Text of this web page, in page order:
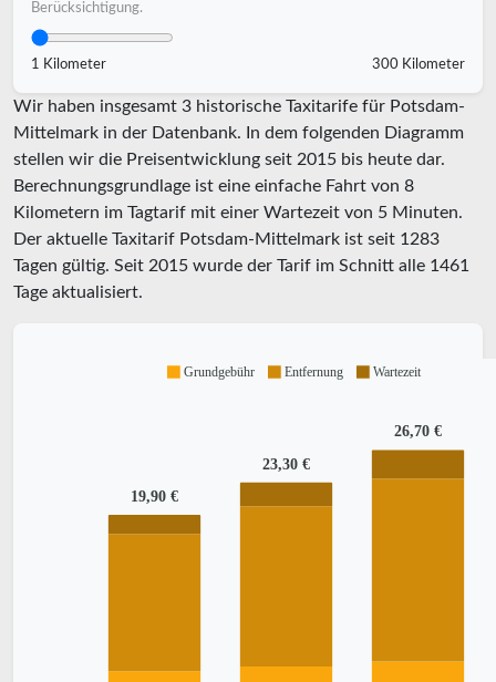
Berücksichtigung.
1 Kilometer 300 Kilometer
Wir haben insgesamt 3 historische Taxitarife für Potsdam-
Mittelmark in der Datenbank. In dem folgenden Diagramm
stellen wir die Preisentwicklung seit 2015 bis heute dar.
Berechnungsgrundlage ist eine einfache Fahrt von 8
Kilometern im Tagtarif mit einer Wartezeit von 5 Minuten.
Der aktuelle Taxitarif Potsdam-Mittelmark ist seit 1283
Tagen gültig. Seit 2015 wurde der Tarif im Schnitt alle 1461
Tage aktualisiert.
19,90 €
23,30 €
26,70 €
Grundgebühr Entfernung Wartezeit